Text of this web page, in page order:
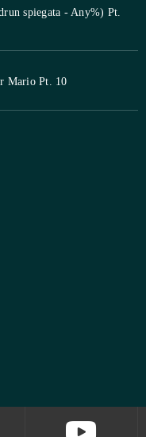
spiegata - Any%) Pt.
Mario Pt. 10